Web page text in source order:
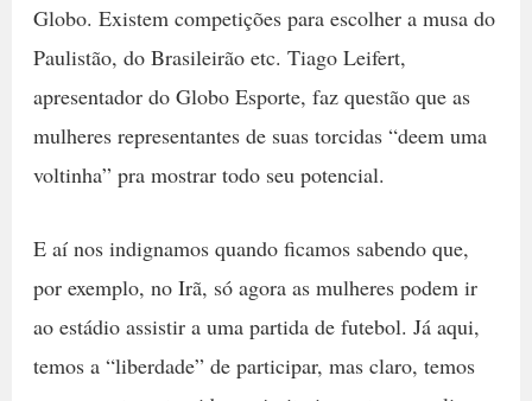
Globo. Existem competições para escolher a musa do
Paulistão, do Brasileirão etc. Tiago Leifert,
apresentador do Globo Esporte, faz questão que as
mulheres representantes de suas torcidas “deem uma
voltinha” pra mostrar todo seu potencial.
E aí nos indignamos quando ficamos sabendo que,
por exemplo, no Irã, só agora as mulheres podem ir
ao estádio assistir a uma partida de futebol. Já aqui,
temos a “liberdade” de participar, mas claro, temos